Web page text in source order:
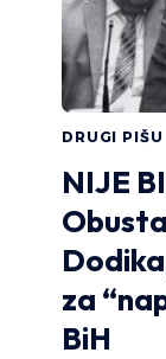
DRUGI PIŠU
NIJE
za
BiH